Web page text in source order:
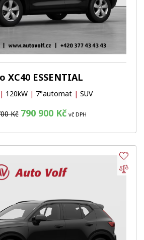
XC40 ESSENTIAL
| 120kW | 7°automat | SUV
Kč 790 900 Kč vč DPH